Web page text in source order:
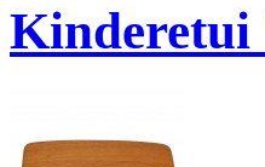
Kinderetui